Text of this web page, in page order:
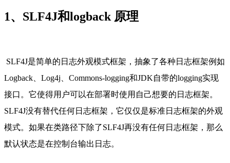
1、SLF4J和logback 原理
SLF4J是简单的日志外观模式框架，抽象了各种日志框架例如
Logback、Log4j、Commons-logging和JDK自带的logging实现
接口。它使得用户可以在部署时使用自己想要的日志框架。
SLF4J没有替代任何日志框架，它仅仅是标准日志框架的外观
模式。如果在类路径下除了SLF4J再没有任何日志框架，那么
默认状态是在控制台输出日志。